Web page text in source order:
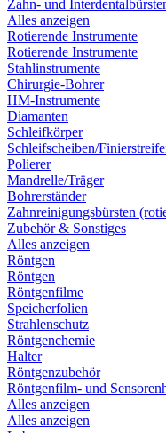
Zahn- und
Alles anzeigen
Rotierende Instrumente
Rotierende Instrumente
Stahlinstrumente
Chirurgie-Bohrer
HM-Instrumente
Diamanten
Schleifkörper
Schleifscheiben/
Polierer
Mandrelle/Träger
Bohrerständer
Zahnreinigungsbürsten
Zubehör & Sonstiges
Alles anzeigen
Röntgen
Röntgen
Röntgenfilme
Speicherfolien
Strahlenschutz
Röntgenchemie
Halter
Röntgenzubehör
Röntgenfilm- und
Alles anzeigen
Alles anzeigen